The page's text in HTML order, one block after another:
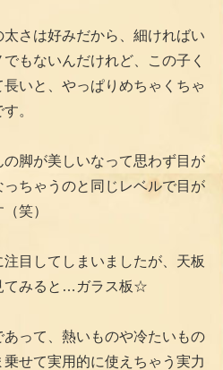
太さは好みだから、細ければい
もないんだけれど、この子く
長いと、やっぱりめちゃくちゃ
。
の脚が美しいなって思わず目が
っちゃうのと同じレベルで目が
笑）
注目してしまいましたが、天板
てみると…ガラス板☆
あって、熱いものや冷たいもの
乗せて実用的に使えちゃう実力